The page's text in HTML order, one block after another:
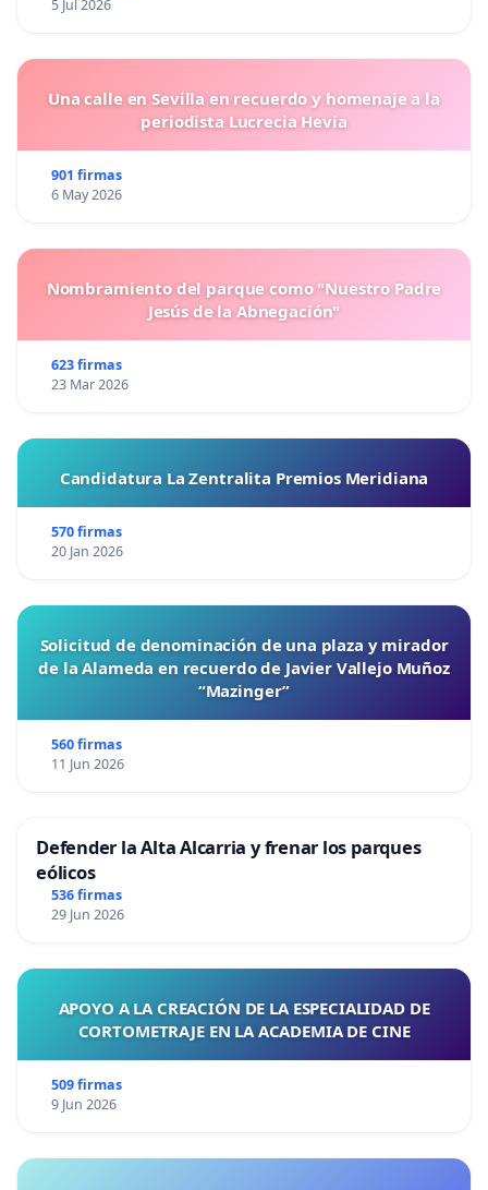
5 Jul 2026
Una calle en Sevilla en recuerdo y homenaje a la
periodista Lucrecia Hevia
901 firmas
6 May 2026
Nombramiento del parque como "Nuestro Padre
Jesús de la Abnegación"
623 firmas
23 Mar 2026
Candidatura La Zentralita Premios Meridiana
570 firmas
20 Jan 2026
Solicitud de denominación de una plaza y mirador
de la Alameda en recuerdo de Javier Vallejo Muñoz
“Mazinger”
560 firmas
11 Jun 2026
Defender la Alta Alcarria y frenar los parques
eólicos
536 firmas
29 Jun 2026
APOYO A LA CREACIÓN DE LA ESPECIALIDAD DE
CORTOMETRAJE EN LA ACADEMIA DE CINE
509 firmas
9 Jun 2026